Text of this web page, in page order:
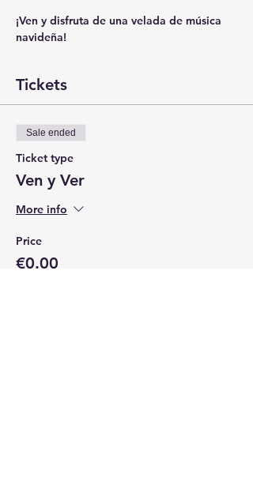
¡Ven y disfruta de una velada de música
navideña!
Tickets
Sale ended
Ticket type
Ven y Ver
More info
Price
€0.00